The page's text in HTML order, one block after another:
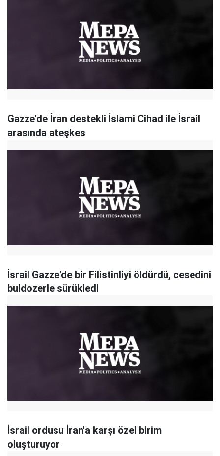
Gazze'de İran destekli İslami Cihad ile İsrail
arasında ateşkes
İsrail Gazze'de bir Filistinliyi öldürdü, cesedini
buldozerle sürükledi
İsrail ordusu İran'a karşı özel birim
oluşturuyor